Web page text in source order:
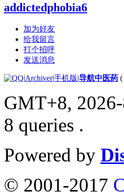
addictedphobia6
加为好友
给我留言
打个招呼
发送消息
|Archiver|手机版|导航中医药 (
GMT+8,
8 queries .
Powered by
© 2001-2017